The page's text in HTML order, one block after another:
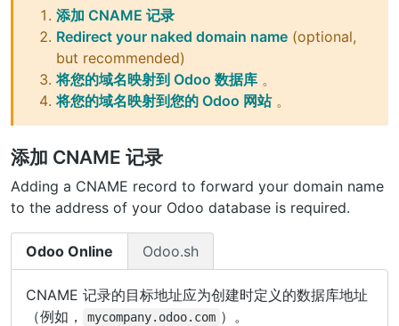
添加 CNAME 记录
Redirect your naked domain name (optional,
but recommended)
将您的域名映射到 Odoo 数据库 。
将您的域名映射到您的 Odoo 网站。
添加 CNAME 记录
Adding a CNAME record to forward your domain name
to the address of your Odoo database is required.
Odoo Online Odoo.sh
CNAME 记录的目标地址应为创建时定义的数据库地址
（例如，
mycompany.odoo.com ）。